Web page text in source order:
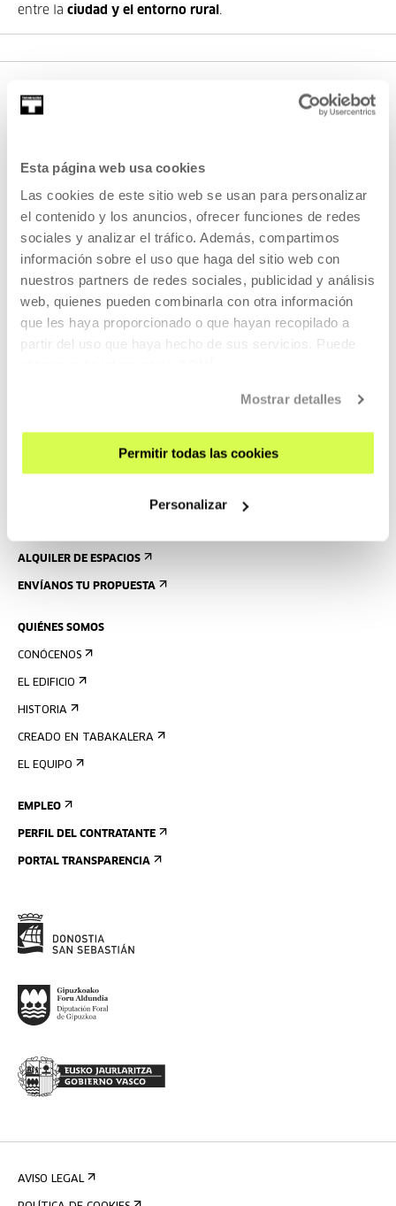
Esta página web usa cookies
Las cookies de este sitio web se usan para personalizar
el contenido y los anuncios, ofrecer funciones de redes
sociales y analizar el tráfico. Además, compartimos
información sobre el uso que haga del sitio web con
nuestros partners de redes sociales, publicidad y análisis
web, quienes pueden combinarla con otra información
que les haya proporcionado o que hayan recopilado a
partir del uso que haya hecho de sus servicios. Puede
Mostrar detalles
Permitir todas las cookies
Personalizar
entre la ciudad y el entorno rural .
AGENDA
VISÍTANOS
CONTACTO Y HORARIOS
ACCESIBILIDAD
ALQUILER DE ESPACIOS
ENVÍANOS TU PROPUESTA
QUIÉNES SOMOS
CONÓCENOS
EL EDIFICIO
HISTORIA
CREADO EN TABAKALERA
EL EQUIPO
EMPLEO
PERFIL DEL CONTRATANTE
PORTAL TRANSPARENCIA
AVISO LEGAL